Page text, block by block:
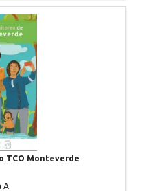
TCO Monteverde
A.